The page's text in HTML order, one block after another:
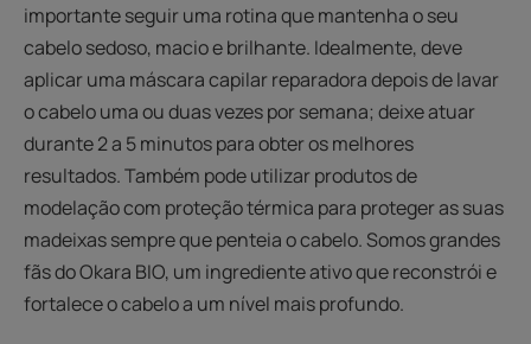
importante seguir uma rotina que mantenha o seu
cabelo sedoso, macio e brilhante. Idealmente, deve
aplicar uma máscara capilar reparadora depois de lavar
o cabelo uma ou duas vezes por semana; deixe atuar
durante 2 a 5 minutos para obter os melhores
resultados. Também pode utilizar produtos de
modelação com proteção térmica para proteger as suas
madeixas sempre que penteia o cabelo. Somos grandes
fãs do Okara BIO, um ingrediente ativo que reconstrói e
fortalece o cabelo a um nível mais profundo.